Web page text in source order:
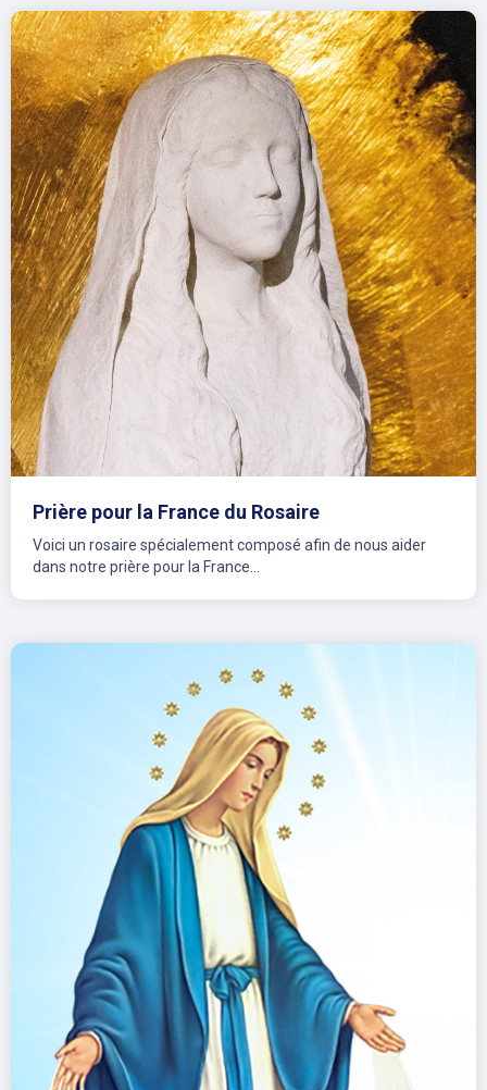
Prière pour la France du Rosaire
Voici un rosaire spécialement composé afin de nous aider
dans notre prière pour la France...